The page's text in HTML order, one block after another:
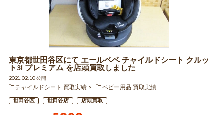
東京都世田谷区にて エールベベ チャイルドシート クルッ
ト3i プレミアム を店頭買取しました
2021.02.10 公開
チャイルドシート 買取実績
ベビー用品 買取実績
世田谷区 世田谷店 店頭買取